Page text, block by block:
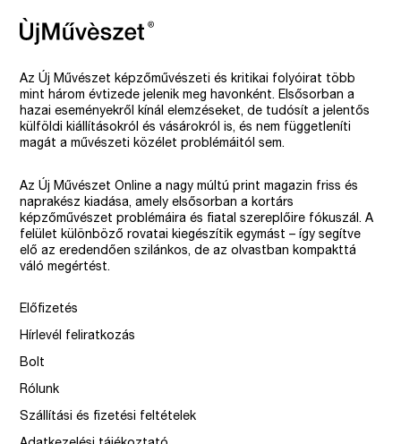
Az Új Művészet képzőművészeti és kritikai folyóirat több
mint három évtizede jelenik meg havonként. Elsősorban a
hazai eseményekről kínál elemzéseket, de tudósít a jelentős
külföldi kiállításokról és vásárokról is, és nem függetleníti
magát a művészeti közélet problémáitól sem.
Az Új Művészet Online a nagy múltú print magazin friss és
naprakész kiadása, amely elsősorban a kortárs
képzőművészet problémáira és fiatal szereplőire fókuszál. A
felület különböző rovatai kiegészítik egymást – így segítve
elő az eredendően szilánkos, de az olvastban kompakttá
váló megértést.
Előfizetés
Hírlevél feliratkozás
Bolt
Rólunk
Szállítási és fizetési feltételek